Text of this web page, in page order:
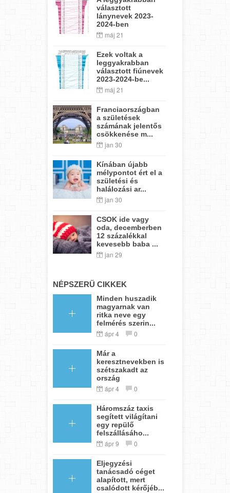
választott
lánynevek 2023-
2024-ben
máj 21
Ezek voltak a
leggyakrabban
választott fiúnevek
2023-2024-be...
máj 21
Franciaországban
a születések
számának jelentős
csökkenése m...
jan 30
Kínában újabb
mélypontot ért el a
születési és
halálozási ar...
jan 30
CSOK ide vagy
oda, decemberben
12 százalékkal
kevesebb baba ...
jan 29
NÉPSZERŰ CIKKEK
Minden huszadik
magyarnak van
ritka neve egy
felmérés szerin...
ápr 4 0
Már a
keresztnevekben is
szétszakadt az
ország
ápr 4 0
Háromszáz taxis
segített világítani
egy repülő
felszállásáho...
ápr 9 0
Eljegyzési
tanácsadó céget
alapított, mert
csalódott kérőjéb...